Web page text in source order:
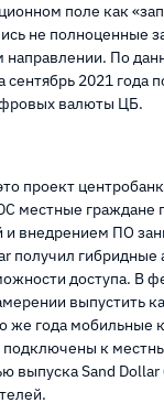
поле как
не полноценные
направлении. По
сентябрь 2021 года
валюты ЦБ.
проект
местные граждане
и внедрением ПО
получил гибридные
доступа. В
выпустить
же года мобильные
подключены к
выпуска Sand